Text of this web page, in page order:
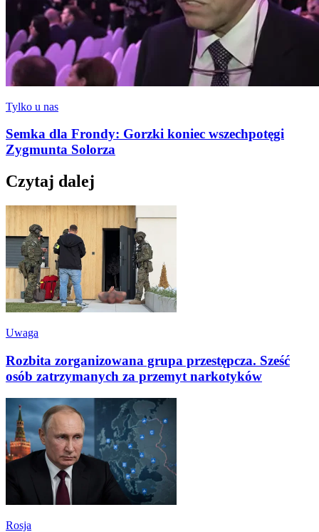
Tylko u nas
Semka dla Frondy: Gorzki koniec wszechpotęgi
Zygmunta Solorza
Czytaj dalej
Uwaga
Rozbita zorganizowana grupa przestępcza. Sześć
osób zatrzymanych za przemyt narkotyków
Rosja